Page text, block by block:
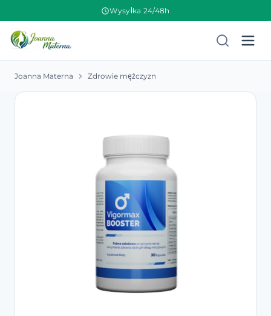
Wysyłka 24/48h
Joanna Materna Zdrowie mężczyzn